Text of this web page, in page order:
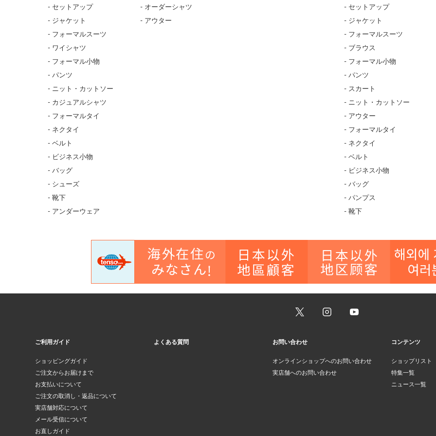
- セットアップ
- ジャケット
- フォーマルスーツ
- ワイシャツ
- フォーマル小物
- パンツ
- ニット・カットソー
- カジュアルシャツ
- フォーマルタイ
- ネクタイ
- ベルト
- ビジネス小物
- バッグ
- シューズ
- 靴下
- アンダーウェア
- オーダーシャツ
- アウター
- セットアップ
- ジャケット
- フォーマルスーツ
- ブラウス
- フォーマル小物
- パンツ
- スカート
- ニット・カットソー
- アウター
- フォーマルタイ
- ネクタイ
- ベルト
- ビジネス小物
- バッグ
- パンプス
- 靴下
ご利用ガイド
ショッピングガイド
ご注文からお届けまで
お支払いについて
ご注文の取消し・返品について
実店舗対応について
メール受信について
お直しガイド
よくある質問 お問い合わせ
オンラインショップへのお問い合わせ
実店舗へのお問い合わせ
コンテンツ
ショップリスト
特集一覧
ニュース一覧